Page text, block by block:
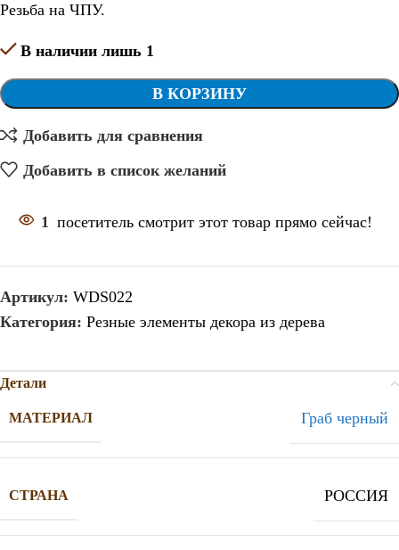
Резьба на ЧПУ.
В наличии лишь 1
В КОРЗИНУ
Добавить для сравнения
Добавить в список желаний
1 посетитель смотрит этот товар прямо сейчас!
Артикул: WDS022
Категория: Резные элементы декора из дерева
Детали
МАТЕРИАЛ Граб черный
СТРАНА РОССИЯ